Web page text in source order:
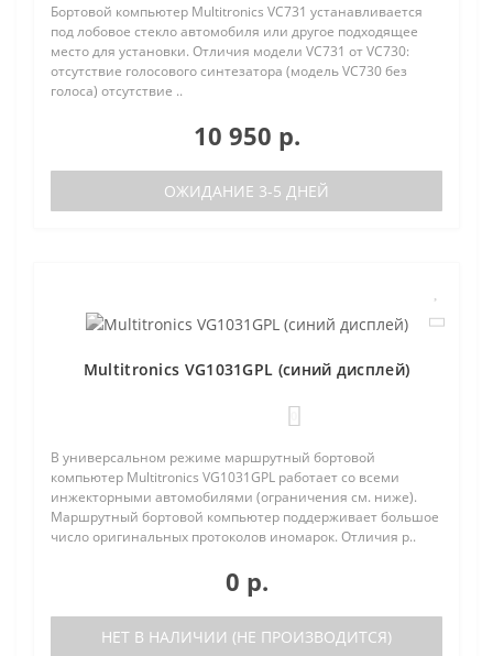
Бортовой компьютер Multitronics VC731 устанавливается
под лобовое стекло автомобиля или другое подходящее
место для установки. Отличия модели VC731 от VC730:
отсутствие голосового синтезатора (модель VC730 без
голоса) отсутствие ..
10 950 р.
ОЖИДАНИЕ 3-5 ДНЕЙ
Multitronics VG1031GPL (синий дисплей)
В универсальном режиме маршрутный бортовой
компьютер Multitronics VG1031GPL работает со всеми
инжекторными автомобилями (ограничения см. ниже).
Маршрутный бортовой компьютер поддерживает большое
число оригинальных протоколов иномарок. Отличия р..
0 р.
НЕТ В НАЛИЧИИ (НЕ ПРОИЗВОДИТСЯ)